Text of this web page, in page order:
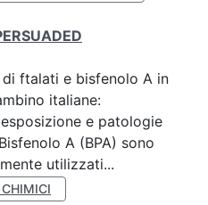
ftalati e bisfenolo A in
italiane:
e patologie
A (BPA) sono
utilizzati...